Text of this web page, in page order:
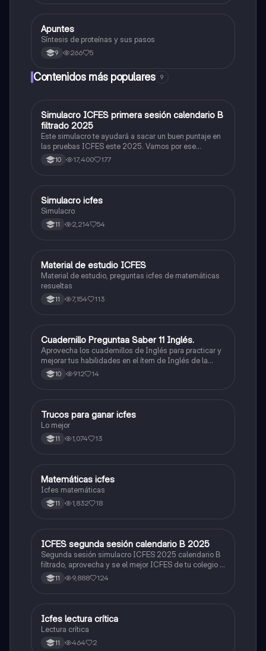
Biologia
Apuntes
Síntesis de proteínas y sus pasos
9 266 5
Contenidos más populares 9
ICFES: Matemáticas
Simulacro ICFES primera sesión calendario B
filtrado 2025
Este simulacro te ayudará a sacar un buen puntaje en
las pruebas ICFES este 2025. Vamos por ese
500/500. Y poder ser admitido en la universidad que
quieras, estudiar la carrera que quieres y no la que te
10 17,400 177
ICFES: Lectura Crítica
Simulacro icfes
Simulacro
11 2,214 54
ICFES: Matemáticas
Material de estudio ICFES
Material de estudio, preguntas icfes de matemáticas
resueltas
11 7,154 113
ICFES: Inglés
Cuadernillo Preguntaa Saber 11 Inglés.
Aprovecha los cuadernillos de Inglés para practicar y
mejorar tus habilidades en el ítem de Inglés de la
Prueba Saber 11. 🫡
10 912 14
Química
Trucos para ganar icfes
Lo mejor
11 1,074 13
ICFES: Matemáticas
Matemáticas icfes
Icfes matemáticas
11 1,832 18
ICFES: Lectura Crítica
ICFES segunda sesión calendario B 2025
Segunda sesión simulacro ICFES 2025 calendario B
filtrado, aprovecha y se el mejor ICFES de tu colegio y
poder ingresar a universidad, y estudiar aquella
carrera con la que tanto sueñas.
11 9,888 124
Lengua Castellana
Icfes lectura crítica
Lectura crítica
11 464 2